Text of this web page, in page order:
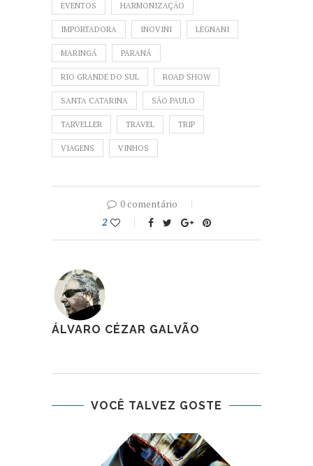
EVENTOS HARMONIZAÇÃO
IMPORTADORA INOVINI LEGNANI
MARINGÁ PARANÁ
RIO GRANDE DO SUL ROAD SHOW
SANTA CATARINA SÃO PAULO
TARVELLER TRAVEL TRIP
VIAGENS VINHOS
0 comentário
2
ÁLVARO CÉZAR GALVÃO
VOCÊ TALVEZ GOSTE